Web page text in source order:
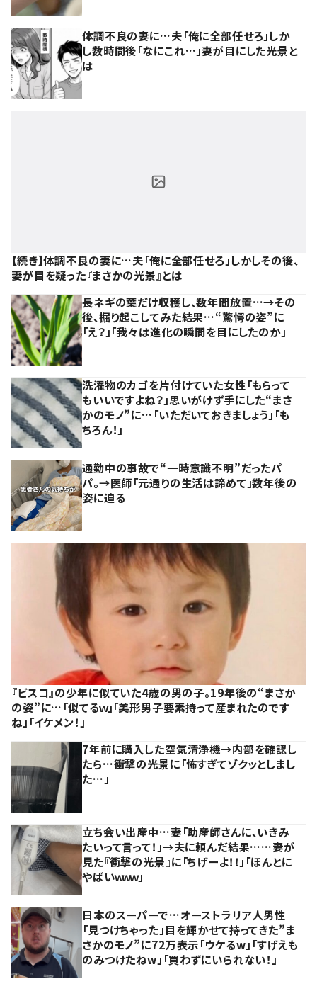
体調不良の妻に…夫「俺に全部任せろ」しか
し数時間後「なにこれ…」妻が目にした光景と
は
【続き】体調不良の妻に…夫「俺に全部任せろ」しかしその後、
妻が目を疑った『まさかの光景』とは
長ネギの葉だけ収穫し、数年間放置…→その
後、掘り起こしてみた結果…“驚愕の姿”に
「え？」「我々は進化の瞬間を目にしたのか」
洗濯物のカゴを片付けていた女性「もらって
もいいですよね？」思いがけず手にした“まさ
かのモノ”に…「いただいておきましょう」「も
ちろん！」
通勤中の事故で“一時意識不明”だったパ
パ。→医師「元通りの生活は諦めて」数年後の
姿に迫る
『ビスコ』の少年に似ていた4歳の男の子。19年後の“まさか
の姿”に…「似てるｗ」「美形男子要素持って産まれたのです
ね」「イケメン！」
7年前に購入した空気清浄機→内部を確認し
たら…衝撃の光景に「怖すぎてゾクッとしまし
た…」
立ち会い出産中…妻「助産師さんに、いきみ
たいって言って！」→夫に頼んだ結果……妻が
見た『衝撃の光景』に「ちげーよ！！」「ほんとに
やばいｗｗｗ」
日本のスーパーで…オーストラリア人男性
「見つけちゃった」目を輝かせて持ってきた”ま
さかのモノ”に72万表示「ウケるw」「すげえも
のみつけたねw」「買わずにいられない！」